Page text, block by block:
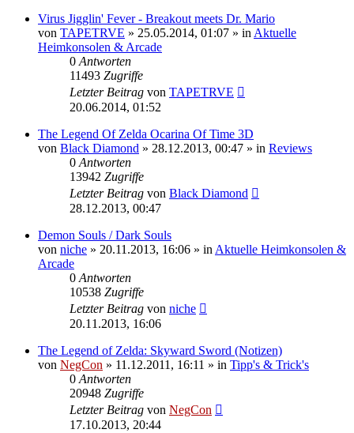
Virus Jigglin' Fever - Breakout meets Dr. Mario
von TAPETRVE » 25.05.2014, 01:07 » inAktuelle
Heimkonsolen & Arcade
0Antworten
11493 Zugriffe
Letzter Beitrag von TAPETRVE
20.06.2014, 01:52
The Legend Of Zelda Ocarina Of Time 3D
von Black Diamond » 28.12.2013, 00:47 » in Reviews
0Antworten
13942 Zugriffe
Letzter Beitrag von Black Diamond
28.12.2013, 00:47
Demon Souls / Dark Souls
von niche » 20.11.2013, 16:06 » inAktuelle Heimkonsolen &
Arcade
0Antworten
10538 Zugriffe
Letzter Beitrag von niche
20.11.2013, 16:06
The Legend of Zelda: Skyward Sword (Notizen)
von NegCon » 11.12.2011, 16:11 » in Tipp's & Trick's
0Antworten
20948 Zugriffe
Letzter Beitrag von NegCon
17.10.2013, 20:44